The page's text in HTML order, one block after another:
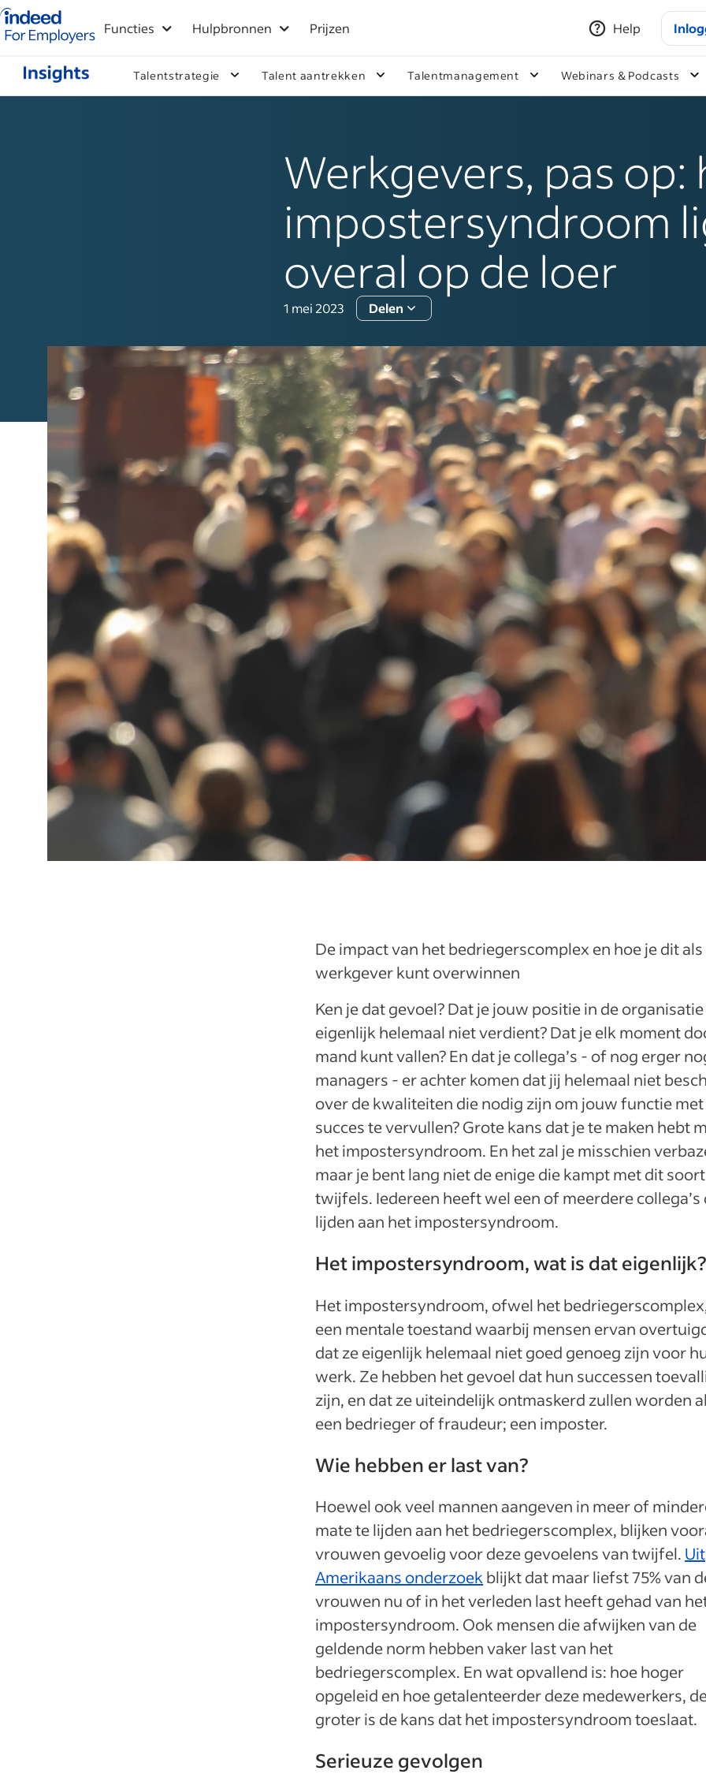
Startpagina van Indeed - Voor werkgevers
Functies Hulpbronnen Prijzen Help
Talentstrategie Talent aantrekken Talentmanagement Webinars & Podcasts
Werkgevers, pas op:
impostersyndroom
overal op de loer
1 mei 2023 Delen
De impact van het bedriegerscomplex en hoe je dit als
werkgever kunt overwinnen
Ken je dat gevoel? Dat je jouw positie in de organisatie
eigenlijk helemaal niet verdient? Dat je elk moment
mand kunt vallen? En dat je collega’s - of nog erger
managers - er achter komen dat jij helemaal niet
over de kwaliteiten die nodig zijn om jouw functie met
succes te vervullen? Grote kans dat je te maken hebt
het impostersyndroom. En het zal je misschien
maar je bent lang niet de enige die kampt met dit soort
twijfels. Iedereen heeft wel een of meerdere collega’s
lijden aan het impostersyndroom.
Het impostersyndroom, wat is dat eigenlijk?
Het impostersyndroom, ofwel het
een mentale toestand waarbij mensen ervan
dat ze eigenlijk helemaal niet goed genoeg zijn voor
werk. Ze hebben het gevoel dat hun successen
zijn, en dat ze uiteindelijk ontmaskerd zullen worden
een bedrieger of fraudeur; een imposter.
Wie hebben er last van?
Hoewel ook veel mannen aangeven in meer of
mate te lijden aan het bedriegerscomplex, blijken
vrouwen gevoelig voor deze gevoelens van twijfel. Uit
Amerikaans onderzoekblijkt dat maar liefst 75% van
vrouwen nu of in het verleden last heeft gehad van
impostersyndroom. Ook mensen die afwijken van de
geldende norm hebben vaker last van het
bedriegerscomplex. En wat opvallend is: hoe hoger
opgeleid en hoe getalenteerder deze medewerkers,
groter is de kans dat het impostersyndroom toeslaat.
Serieuze gevolgen